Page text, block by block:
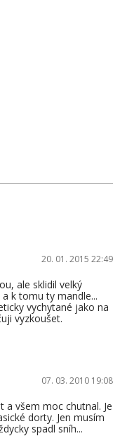
20. 01. 2015 22:49
ale sklidil velký
k tomu ty mandle...
vychytané jako na
vyzkoušet.
07. 03. 2010 19:08
všem moc chutnal. Je
dorty. Jen musím
spadl sníh...